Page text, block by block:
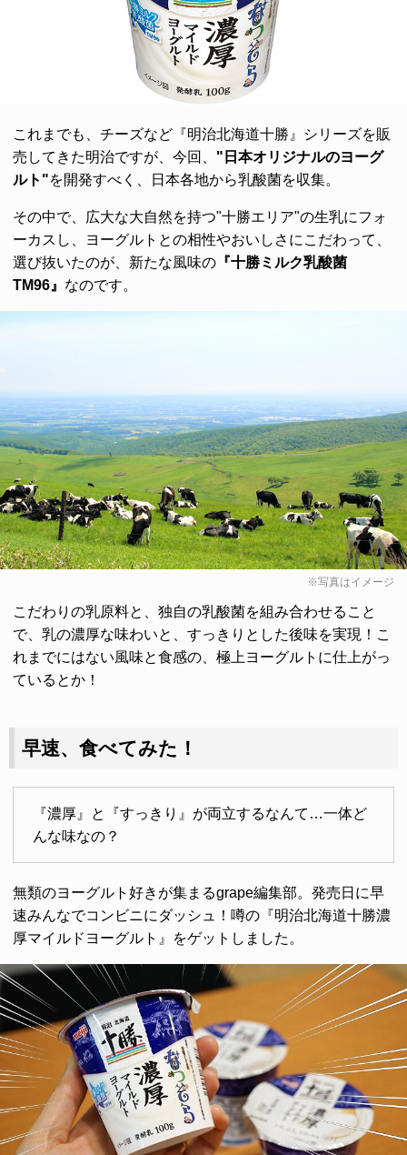
これまでも、チーズなど『明治北海道十勝』シリーズを販
売してきた明治ですが、今回、 "日本オリジナルのヨーグ
ルト"を開発すべく、日本各地から乳酸菌を収集。
その中で、広大な大自然を持つ"十勝エリア"の生乳にフォ
ーカスし、ヨーグルトとの相性やおいしさにこだわって、
選び抜いたのが、新たな風味の 『十勝ミルク乳酸菌
TM96』 なのです。
※写真はイメージ
こだわりの乳原料と、独自の乳酸菌を組み合わせること
で、乳の濃厚な味わいと、すっきりとした後味を実現！こ
れまでにはない風味と食感の、極上ヨーグルトに仕上がっ
ているとか！
早速、食べてみた！
『濃厚』と『すっきり』が両立するなんて…一体ど
んな味なの？
無類のヨーグルト好きが集まるgrape編集部。発売日に早
速みんなでコンビニにダッシュ！噂の『明治北海道十勝濃
厚マイルドヨーグルト』をゲットしました。